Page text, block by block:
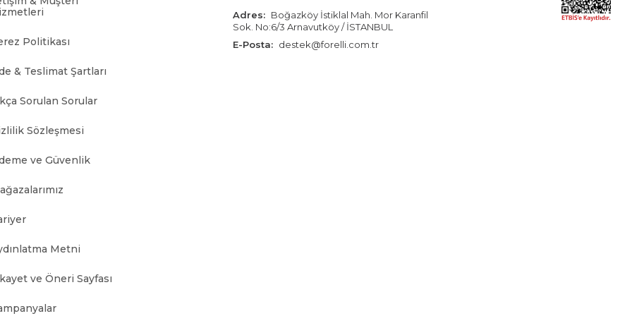
Politikası
& Teslimat Şartları
Sorulan Sorular
Sözleşmesi
ve Güvenlik
Metni
ve Öneri Sayfası
Adres: Boğazköy İstiklal Mah. Mor Karanfil
Sok. No:6/3 Arnavutköy / İSTANBUL
E-Posta: destek@forelli.com.tr